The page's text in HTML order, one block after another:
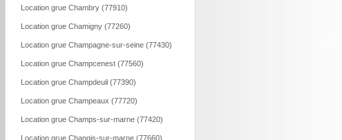
Location grue Chambry (77910)
Location grue Chamigny (77260)
Location grue Champagne-sur-seine (77430)
Location grue Champcenest (77560)
Location grue Champdeuil (77390)
Location grue Champeaux (77720)
Location grue Champs-sur-marne (77420)
Location grue Changis-sur-marne (77660)